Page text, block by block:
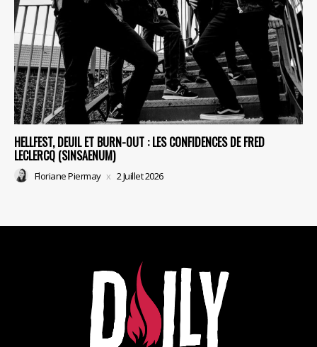
HELLFEST, DEUIL ET BURN-OUT : LES CONFIDENCES DE FRED
LECLERCQ (SINSAENUM)
Floriane Piermay 2 Juillet 2026